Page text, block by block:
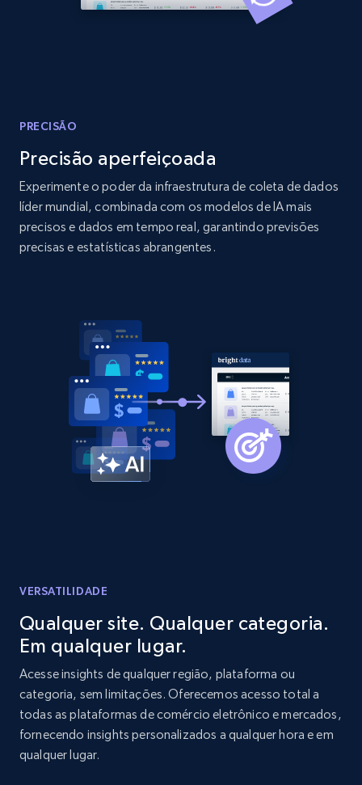
more.
2.1K+ 375+ Comece agora
Amazon products global dataset - Collects
375+ Comece agora
Amazon products global dataset -
Collecting products by keyword search
Amazon products global dataset - Collects
products by best sellers category URL
Title, Seller name, Brand, Description, Initial
price, Currency, Availability, Reviews count, and
more.
PRECISÃO
Precisão aperfeiçoada
Experimente o poder da infraestrutura de coleta de dados
líder mundial, combinada com os modelos de IA mais
precisos e dados em tempo real, garantindo previsões
precisas e estatísticas abrangentes.
VERSATILIDADE
Qualquer site. Qualquer categoria.
Em qualquer lugar.
Acesse insights de qualquer região, plataforma ou
categoria, sem limitações. Oferecemos acesso total a
todas as plataformas de comércio eletrônico e mercados,
fornecendo insights personalizados a qualquer hora e em
qualquer lugar.